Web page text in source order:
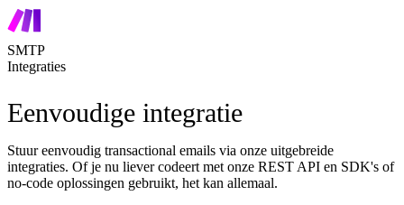
SMTP
Integraties
Eenvoudige integratie
Stuur eenvoudig transactional emails via onze uitgebreide
integraties. Of je nu liever codeert met onze REST API en SDK's of
no-code oplossingen gebruikt, het kan allemaal.